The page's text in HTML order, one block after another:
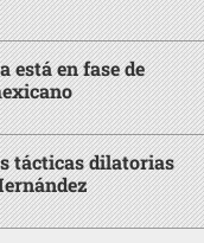
está en fase de
tácticas dilatorias